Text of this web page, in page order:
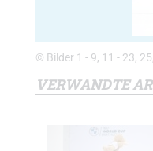
© Bilder 1 - 9, 11 - 23,
VERWANDTE